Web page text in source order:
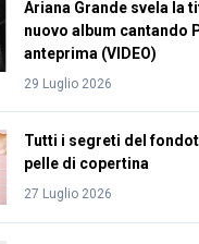
Ariana Grande svela la
nuovo album cantando
anteprima (VIDEO)
29 Luglio 2026
Tutti i segreti del
pelle di copertina
27 Luglio 2026